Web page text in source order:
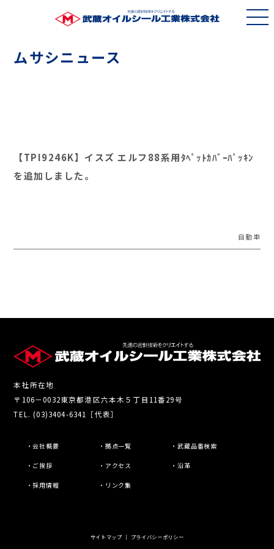
ムサシニュース
【TPI9246K】イスズ エルフ88系用ﾀﾍﾟｯﾄｶﾊﾞｰﾊﾟｯｷﾝ
を追加しました。
自動車
本社所在地
〒106－0032東京都港区六本木５丁目11番29号
TEL. (03)3404-6341［代表］
・会社概要 ・拠点一覧 ・武蔵品番検索
・ご挨拶 ・アクセス ・沿革
・採用情報 ・リンク集
サイトマップ｜ プライバシーポリシー